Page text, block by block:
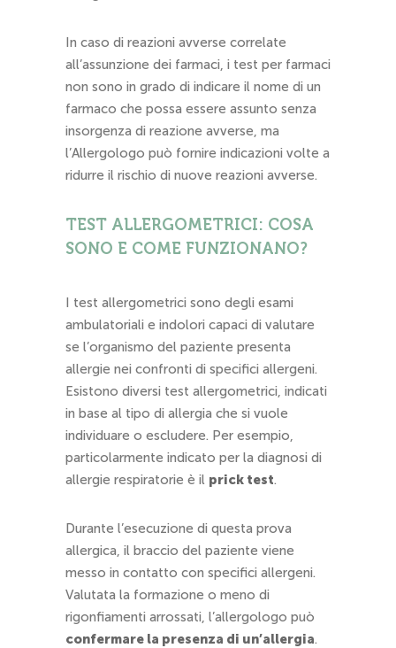
In caso di reazioni avverse correlate
all’assunzione dei farmaci, i test per farmaci
non sono in grado di indicare il nome di un
farmaco che possa essere assunto senza
insorgenza di reazione avverse, ma
l’Allergologo può fornire indicazioni volte a
ridurre il rischio di nuove reazioni avverse.
TEST ALLERGOMETRICI: COSA
SONO E COME FUNZIONANO?
I test allergometrici sono degli esami
ambulatoriali e indolori capaci di valutare
se l’organismo del paziente presenta
allergie nei confronti di specifici allergeni.
Esistono diversi test allergometrici, indicati
in base al tipo di allergia che si vuole
individuare o escludere. Per esempio,
particolarmente indicato per la diagnosi di
allergie respiratorie è il prick test.
Durante l’esecuzione di questa prova
allergica, il braccio del paziente viene
messo in contatto con specifici allergeni.
Valutata la formazione o meno di
rigonfiamenti arrossati, l’allergologo può
confermare la presenza di un’allergia.